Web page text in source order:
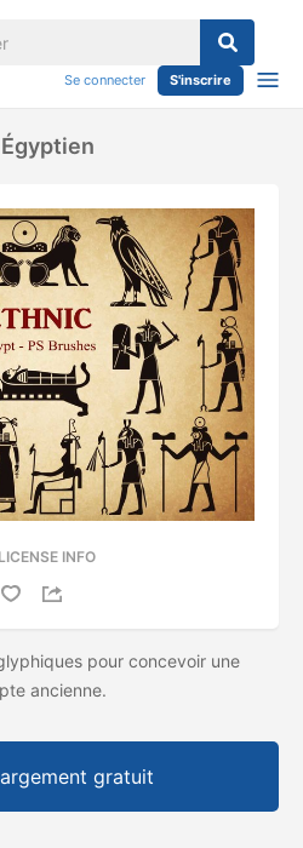
Se connecter S'inscrire
LICENSE INFO
pour concevoir une
ancienne.
gratuit